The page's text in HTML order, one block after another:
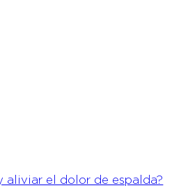
aliviar el dolor de espalda?